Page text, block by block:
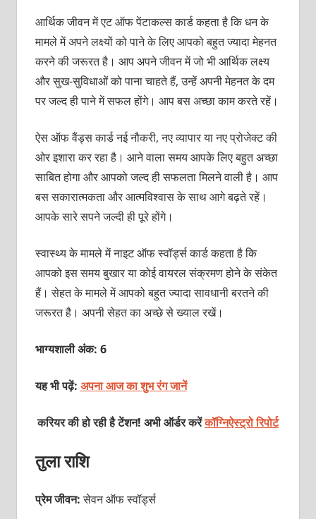
आर्थिक जीवन में एट ऑफ पेंटाकल्‍स कार्ड कहता है कि धन के
मामले में अपने लक्ष्‍यों को पाने के लिए आपको बहुत ज्‍यादा मेहनत
करने की जरूरत है। आप अपने जीवन में जो भी आर्थिक लक्ष्‍य
और सुख-सुविधाओं को पाना चाहते हैं, उन्‍हें अपनी मेहनत के दम
पर जल्‍द ही पाने में सफल होंगे। आप बस अच्‍छा काम करते रहें।
ऐस ऑफ वैंड्स कार्ड नई नौकरी, नए व्‍यापार या नए प्रोजेक्‍ट की
ओर इशारा कर रहा है। आने वाला समय आपके लिए बहुत अच्‍छा
साबित होगा और आपको जल्‍द ही सफलता मिलने वाली है। आप
बस सकारात्‍मकता और आत्‍मविश्‍वास के साथ आगे बढ़ते रहें।
आपके सारे सपने जल्‍दी ही पूरे होंगे।
स्‍वास्‍थ्‍य के मामले में नाइट ऑफ स्‍वॉर्ड्स कार्ड कहता है कि
आपको इस समय बुखार या कोई वायरल संक्रमण होने के संकेत
हैं। सेहत के मामले में आपको बहुत ज्‍यादा सावधानी बरतने की
जरूरत है। अपनी सेहत का अच्‍छे से ख्‍याल रखें।
भाग्यशाली अंक: 6
यह भी पढ़ें: अपना आज का शुभ रंग जानें
करियर की हो रही है टेंशन! अभी ऑर्डर करेंकॉग्निऐस्ट्रो रिपोर्ट
तुला राशि
प्रेम जीवन:सेवन ऑफ स्‍वॉर्ड्स